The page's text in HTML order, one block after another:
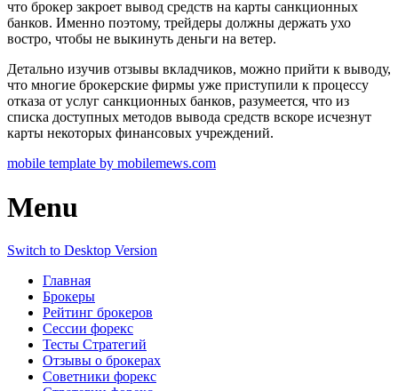
что брокер закроет вывод средств на карты санкционных
банков. Именно поэтому, трейдеры должны держать ухо
востро, чтобы не выкинуть деньги на ветер.
Детально изучив отзывы вкладчиков, можно прийти к выводу,
что многие брокерские фирмы уже приступили к процессу
отказа от услуг санкционных банков, разумеется, что из
списка доступных методов вывода средств вскоре исчезнут
карты некоторых финансовых учреждений.
mobile template by mobilemews.com
Menu
Switch to Desktop Version
Главная
Брокеры
Рейтинг брокеров
Сессии форекс
Тесты Стратегий
Отзывы о брокерах
Советники форекс